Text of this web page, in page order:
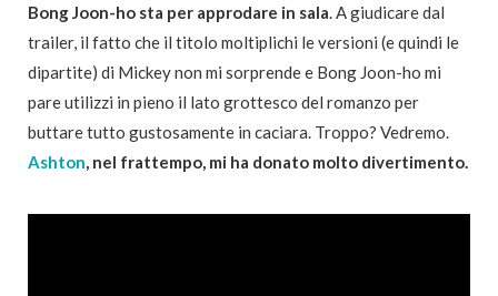
Bong Joon-ho sta per approdare in sala. A giudicare dal
trailer, il fatto che il titolo moltiplichi le versioni (e quindi le
dipartite) di Mickey non mi sorprende e Bong Joon-ho mi
pare utilizzi in pieno il lato grottesco del romanzo per
buttare tutto gustosamente in caciara. Troppo? Vedremo.
Ashton, nel frattempo, mi ha donato molto divertimento.